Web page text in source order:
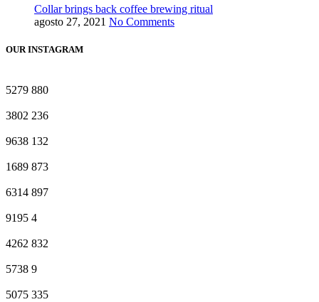
Collar brings back coffee brewing ritual
agosto 27, 2021 No Comments
OUR INSTAGRAM
5279 880
3802 236
9638 132
1689 873
6314 897
9195 4
4262 832
5738 9
5075 335